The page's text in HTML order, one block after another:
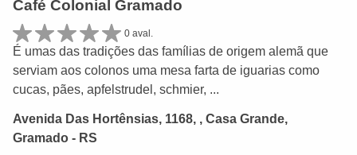
Café Colonial Gramado
0 aval.
É umas das tradições das famílias de origem alemã que
serviam aos colonos uma mesa farta de iguarias como
cucas, pães, apfelstrudel, schmier, ...
Avenida Das Hortênsias, 1168, , Casa Grande,
Gramado - RS